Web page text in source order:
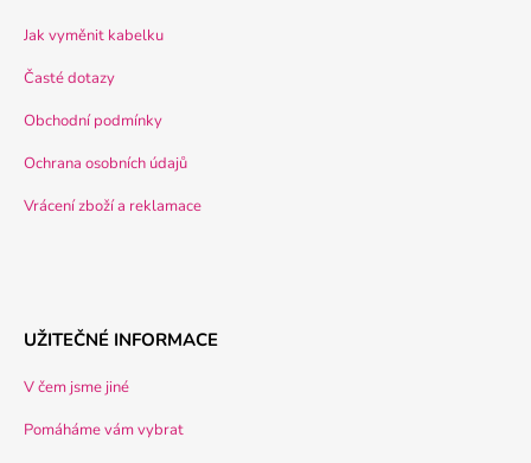
Jak vyměnit kabelku
Časté dotazy
Obchodní podmínky
Ochrana osobních údajů
Vrácení zboží a reklamace
UŽITEČNÉ INFORMACE
V čem jsme jiné
Pomáháme vám vybrat